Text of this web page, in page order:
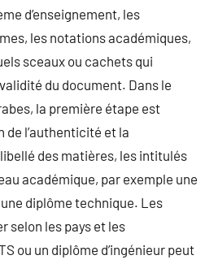
d’enseignement, les
les notations académiques,
sceaux ou cachets qui
du document. Dans le
la première étape est
l’authenticité et la
des matières, les intitulés
académique, par exemple une
diplôme technique. Les
selon les pays et les
ou un diplôme d’ingénieur peut